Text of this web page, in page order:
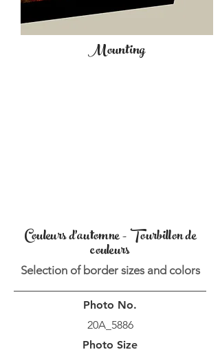
Mounting
Couleurs d'automne - Tourbillon de
couleurs
Selection of border sizes and colors
Photo No.
20A_5886
Photo Size